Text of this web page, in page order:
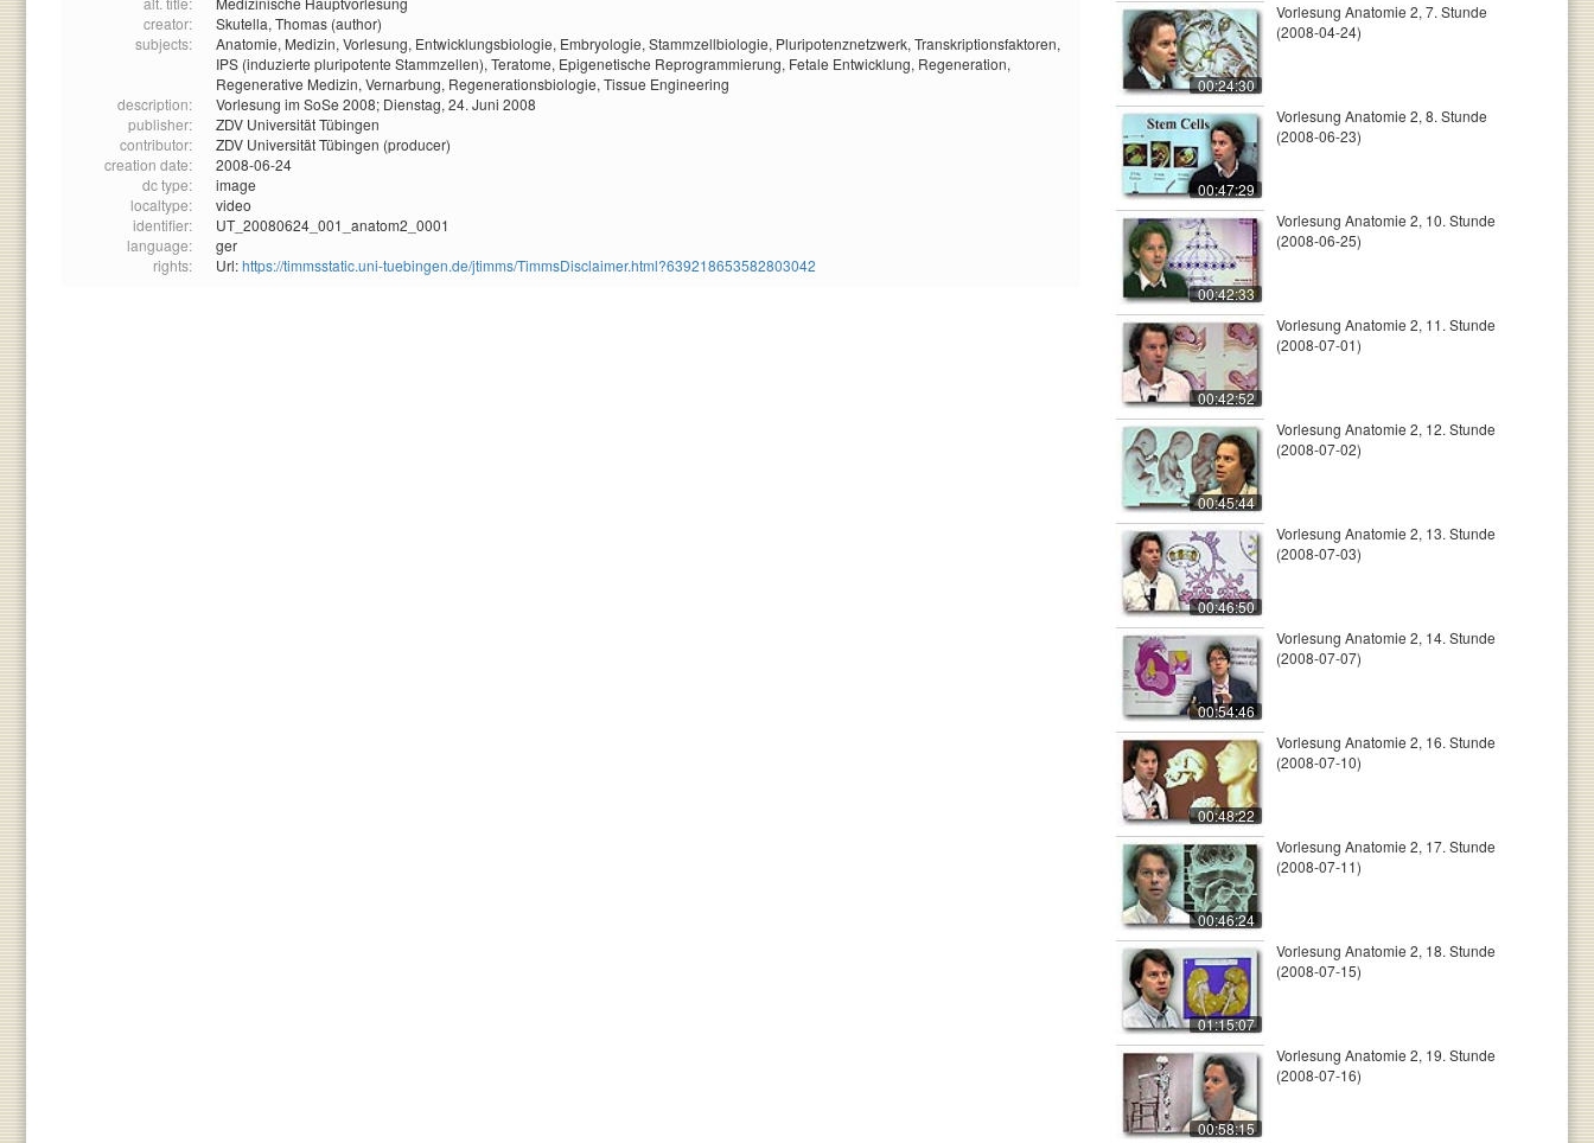
creator:
Skutella, Thomas (author)
subjects:
Anatomie, Medizin, Vorlesung, Entwicklungsbiologie, Embryologie, Stammzellbiologie, Pluripotenznetzwerk, Transkriptionsfaktoren,
IPS (induzierte pluripotente Stammzellen), Teratome, Epigenetische Reprogrammierung, Fetale Entwicklung, Regeneration,
Regenerative Medizin, Vernarbung, Regenerationsbiologie, Tissue Engineering
description:
Vorlesung im SoSe 2008; Dienstag, 24. Juni 2008
publisher:
ZDV Universität Tübingen
contributor:
ZDV Universität Tübingen (producer)
creation date:
2008-06-24
dc type:
image
localtype:
video
identifier:
UT_20080624_001_anatom2_0001
language:
ger
rights:
Url:https://timmsstatic.uni-tuebingen.de/jtimms/TimmsDisclaimer.html?639218653582803042
00:24:30
Vorlesung Anatomie 2, 7. Stunde
(2008-04-24)
00:47:29
Vorlesung Anatomie 2, 8. Stunde
(2008-06-23)
00:42:33
Vorlesung Anatomie 2, 10. Stunde
(2008-06-25)
00:42:52
Vorlesung Anatomie 2, 11. Stunde
(2008-07-01)
00:45:44
Vorlesung Anatomie 2, 12. Stunde
(2008-07-02)
00:46:50
Vorlesung Anatomie 2, 13. Stunde
(2008-07-03)
00:54:46
Vorlesung Anatomie 2, 14. Stunde
(2008-07-07)
00:48:22
Vorlesung Anatomie 2, 16. Stunde
(2008-07-10)
00:46:24
Vorlesung Anatomie 2, 17. Stunde
(2008-07-11)
01:15:07
Vorlesung Anatomie 2, 18. Stunde
(2008-07-15)
00:58:15
Vorlesung Anatomie 2, 19. Stunde
(2008-07-16)